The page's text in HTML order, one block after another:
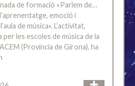
de formació «Parlem de…
emoció i
de música». L’activitat,
per les escoles de música de la
(Província de Girona), ha